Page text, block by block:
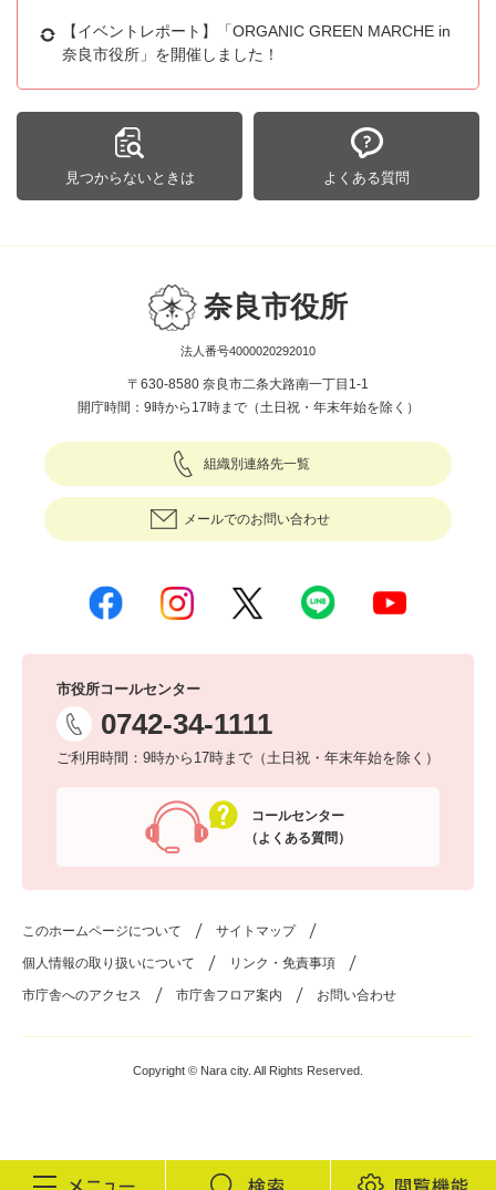
【イベントレポート】「ORGANIC GREEN MARCHE in
奈良市役所」を開催しました！
見つからないときは よくある質問
奈良市役所
法人番号4000020292010
〒630-8580 奈良市二条大路南一丁目1-1
開庁時間：9時から17時まで（土日祝・年末年始を除く）
組織別連絡先一覧
メールでのお問い合わせ
市役所コールセンター
0742-34-1111
ご利用時間：9時から17時まで（土日祝・年末年始を除く）
コールセンター
（よくある質問）
このホームページについて サイトマップ
個人情報の取り扱いについて リンク・免責事項
市庁舎へのアクセス 市庁舎フロア案内 お問い合わせ
Copyright © Nara city. All Rights Reserved.